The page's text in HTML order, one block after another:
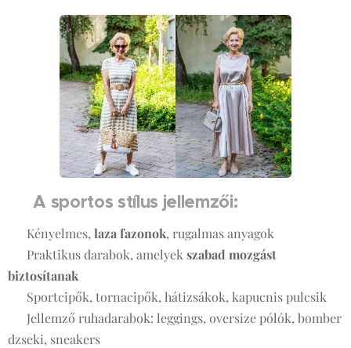
👟 A sportos stílus jellemzői:
✔ Kényelmes, laza fazonok, rugalmas anyagok
✔ Praktikus darabok, amelyek szabad mozgást
biztosítanak
✔ Sportcipők, tornacipők, hátizsákok, kapucnis pulcsik
✔ Jellemző ruhadarabok: leggings, oversize pólók, bomber
dzseki, sneakers